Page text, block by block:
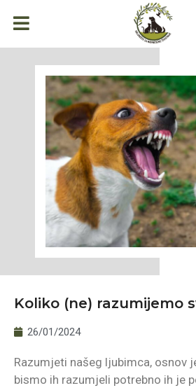
Koliko (ne) razumijemo
26/01/2024
Razumjeti našeg ljubimca, osnov
bismo ih razumjeli potrebno ih je